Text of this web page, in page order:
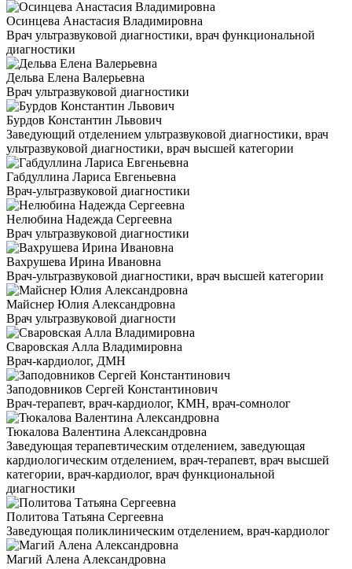
Осинцева Анастасия Владимировна
Врач ультразвуковой диагностики, врач функциональной
диагностики
Дельва Елена Валерьевна
Врач ультразвуковой диагностики
Бурдов Константин Львович
Заведующий отделением ультразвуковой диагностики, врач
ультразвуковой диагностики, врач высшей категории
Габдуллина Лариса Евгеньевна
Врач-ультразвуковой диагностики
Нелюбина Надежда Сергеевна
Врач ультразвуковой диагностики
Вахрушева Ирина Ивановна
Врач-ультразвуковой диагностики, врач высшей категории
Майснер Юлия Александровна
Врач ультразвуковой диагности
Сваровская Алла Владимировна
Врач-кардиолог, ДМН
Заподовников Сергей Константинович
Врач-терапевт, врач-кардиолог, КМН, врач-сомнолог
Тюкалова Валентина Александровна
Заведующая терапевтическим отделением, заведующая
кардиологическим отделением, врач-терапевт, врач высшей
категории, врач-кардиолог, врач функциональной
диагностики
Политова Татьяна Сергеевна
Заведующая поликлиническим отделением, врач-кардиолог
Магий Алена Александровна